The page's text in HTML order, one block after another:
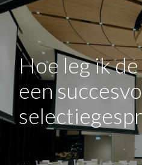
Hoe leg ik
een